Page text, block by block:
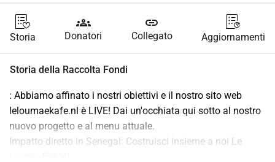
Storia
groups
Donatori
link
Collegato Aggiornamenti
Storia della Raccolta Fondi
: Abbiamo affinato i nostri obiettivi e il nostro sito web
leloumaekafe.nl è LIVE! Dai un'occhiata qui sotto al nostro
nuovo progetto e al menu attuale.
Impatto diretto in Senegal: Costruisci insieme a noi Le